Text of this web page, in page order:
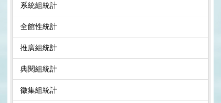
系統組統計
全館性統計
推廣組統計
典閱組統計
徵集組統計